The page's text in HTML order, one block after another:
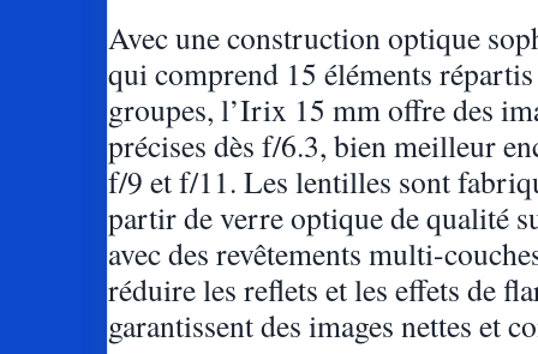
Avec une construction optique
qui comprend 15 éléments
groupes, l’Irix 15 mm offre des
précises dès f/6.3, bien meilleur
f/9 et f/11. Les lentilles sont
partir de verre optique de qualité
avec des revêtements multi-
réduire les reflets et les effets de
garantissent des images nettes et